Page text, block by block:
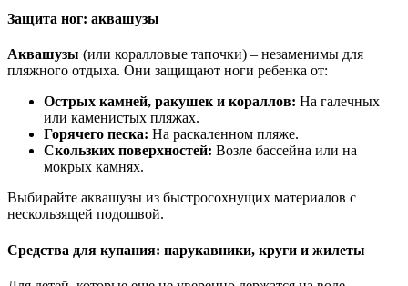
Защита ног: аквашузы
Аквашузы (или коралловые тапочки) – незаменимы для
пляжного отдыха. Они защищают ноги ребенка от:
Острых камней, ракушек и кораллов: На галечных
или каменистых пляжах.
Горячего песка: На раскаленном пляже.
Скользких поверхностей: Возле бассейна или на
мокрых камнях.
Выбирайте аквашузы из быстросохнущих материалов с
нескользящей подошвой.
Средства для купания: нарукавники, круги и жилеты